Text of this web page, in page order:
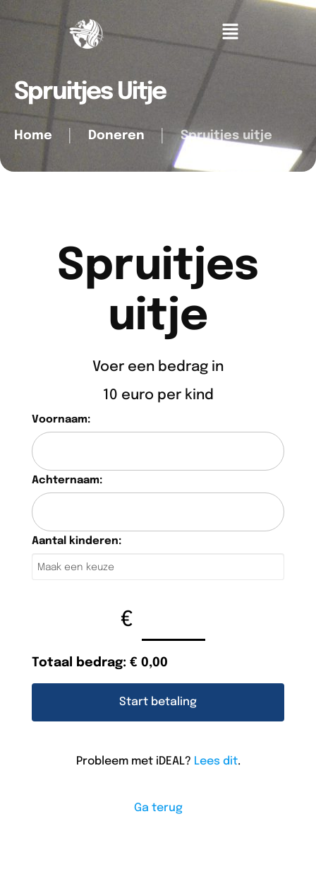
Spruitjes Uitje
Home Doneren Spruitjes uitje
Spruitjes
uitje
Voer een bedrag in
10 euro per kind
Voornaam:
Achternaam:
Aantal kinderen:
€
Totaal bedrag: € 0,00
Start betaling
Probleem met iDEAL? Lees dit.
Ga terug